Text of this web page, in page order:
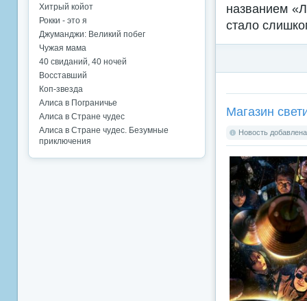
названием
стало
Магазин
Новость
Хитрый койот
Рокки - это я
Джуманджи: Великий побег
Чужая мама
40 свиданий, 40 ночей
Восставший
Коп-звезда
Алиса в Пограничье
Алиса в Стране чудес
Алиса в Стране чудес. Безумные
приключения